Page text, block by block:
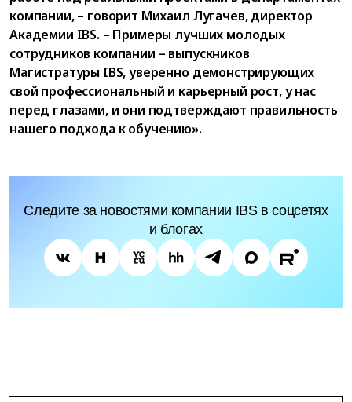
компании, – говорит Михаил Лугачев, директор
Академии IBS. – Примеры лучших молодых
сотрудников компании – выпускников
Магистратуры IBS, уверенно демонстрирующих
свой профессиональный и карьерный рост, у нас
перед глазами, и они подтверждают правильность
нашего подхода к обучению».
Следите за новостями компании IBS в соцсетях
и блогах